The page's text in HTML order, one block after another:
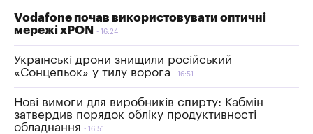
Vodafone почав використовувати оптичні
мережі xPON
16:24
Українські дрони знищили російський
«Сонцепьок» у тилу ворога
16:51
Нові вимоги для виробників спирту: Кабмін
затвердив порядок обліку продуктивності
обладнання
16:51